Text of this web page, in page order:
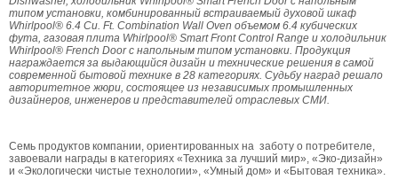
типом установки, комбинированный встраиваемый духовой шкаф
Whirlpool® 6.4 Cu. Ft. Combination Wall Oven объемом 6.4 кубических
фута, газовая плита Whirlpool® Smart Front Control Range и холодильник
Whirlpool® French Door с напольным типом установки. Продукция
награждается за выдающийся дизайн и технические решения в самой
современной бытовой технике в 28 категориях. Судьбу наград решало
авторитетное жюри, состоящее из независимых промышленных
дизайнеров, инженеров и представителей отраслевых СМИ.
Семь продуктов компании, ориентированных на заботу о потребителе,
завоевали награды в категориях «Техника за лучший мир», «Эко-дизайн»
и «Экологически чистые технологии», «Умный дом» и «Бытовая техника».